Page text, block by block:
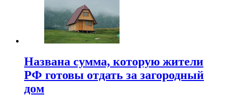
Названа сумма, которую жители
РФ готовы отдать за загородный
дом